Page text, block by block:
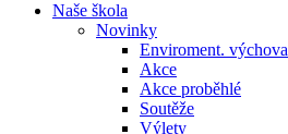
Naše škola
Novinky
Enviroment. výchova
Akce
Akce proběhlé
Soutěže
Výlety